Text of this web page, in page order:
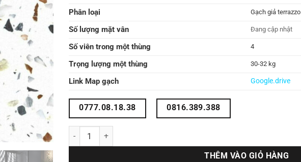
Phân loại Gạch giả terrazzo
Số lượng mặt vân Đang cập nhật
Số viên trong một thùng 4
Trọng lượng một thùng 30-32 kg
Link Map gạch Google.drive
0777.08.18.38 0816.389.388
Gạch terrazzo 60x60 LUSY6F950 số lượng
THÊM VÀO GIỎ HÀNG